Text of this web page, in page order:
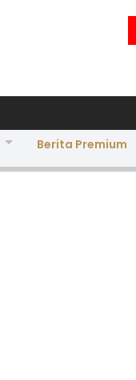
Berita Premium